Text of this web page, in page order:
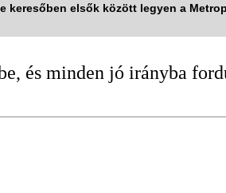
keresőben elsők között legyen a
és minden jó irányba